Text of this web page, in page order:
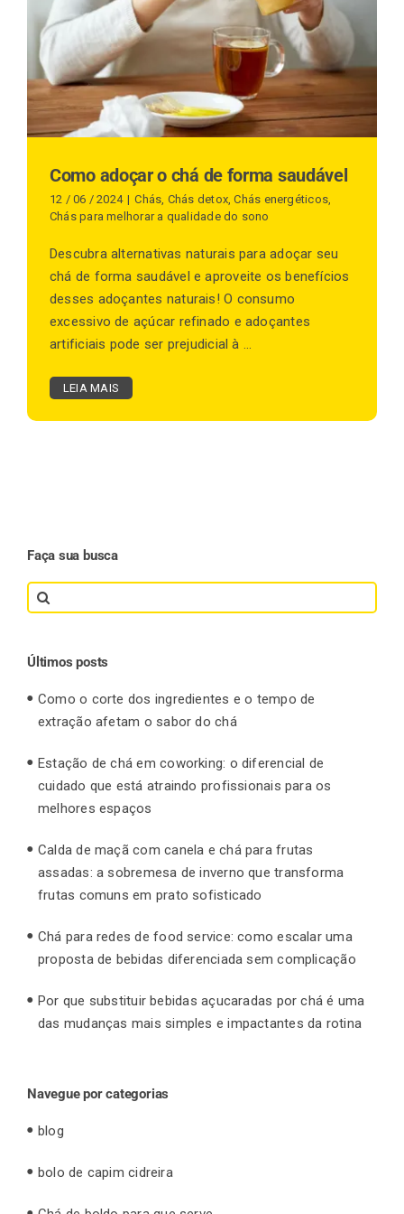
Finalização de compra
Exportação
Blog
Contato
Como adoçar o chá de forma saudável
12 / 06 / 2024 | Chás Chás detox ,Chás energéticos
Chás para melhorar a qualidade do sono
Descubra alternativas naturais para adoçar seu
chá de forma saudável e aproveite os benefícios
desses adoçantes naturais! O consumo
excessivo de açúcar refinado e adoçantes
artificiais pode ser prejudicial à ...
LEIA MAIS
Faça sua busca
Search
for:
Últimos posts
Como o corte dos ingredientes e o tempo de
extração afetam o sabor do chá
Estação de chá em coworking: o diferencial de
cuidado que está atraindo profissionais para os
melhores espaços
Calda de maçã com canela e chá para frutas
assadas: a sobremesa de inverno que transforma
frutas comuns em prato sofisticado
Chá para redes de food service: como escalar uma
proposta de bebidas diferenciada sem complicação
Por que substituir bebidas açucaradas por chá é uma
das mudanças mais simples e impactantes da rotina
Navegue por categorias
blog
bolo de capim cidreira